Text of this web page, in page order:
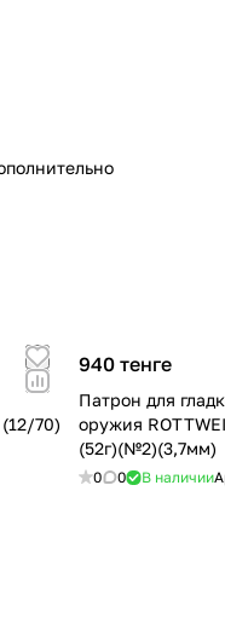
70)
940 тенге
Патрон для
оружия
(52г)(№2)(3,7мм)
0 0 В наличии